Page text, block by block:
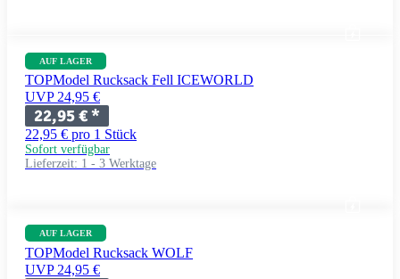
AUF LAGER
TOPModel Rucksack Fell ICEWORLD
UVP 24,95 €
22,95 €*
22,95 € pro 1 Stück
Sofort verfügbar
Lieferzeit: 1 - 3 Werktage
AUF LAGER
TOPModel Rucksack WOLF
UVP 24,95 €